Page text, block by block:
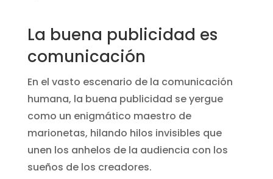
La buena publicidad es
comunicación
En el vasto escenario de la comunicación
humana, la buena publicidad se yergue
como un enigmático maestro de
marionetas, hilando hilos invisibles que
unen los anhelos de la audiencia con los
sueños de los creadores.